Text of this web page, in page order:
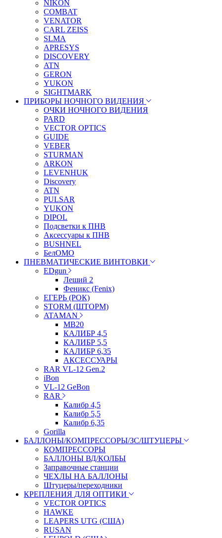
NIKON
COMBAT
VENATOR
CARL ZEISS
SLMA
APRESYS
DISCOVERY
ATN
GERON
YUKON
SIGHTMARK
ПРИБОРЫ НОЧНОГО ВИДЕНИЯ
ОЧКИ НОЧНОГО ВИДЕНИЯ
PARD
VECTOR OPTICS
GUIDE
VEBER
STURMAN
ARKON
LEVENHUK
Discovery
ATN
PULSAR
YUKON
DIPOL
Подсветки к ПНВ
Аксессуары к ПНВ
BUSHNEL
БелОМО
ПНЕВМАТИЧЕСКИЕ ВИНТОВКИ
EDgun
Леший 2
Феникс (Fenix)
ЕГЕРЬ (РОК)
STORM (ШТОРМ)
ATAMAN
МВ20
КАЛИБР 4,5
КАЛИБР 5,5
КАЛИБР 6,35
АКСЕССУАРЫ
RAR VL-12 Gen.2
iBon
VL-12 GeBon
RAR
Калибр 4,5
Калибр 5,5
Калибр 6,35
Gorilla
БАЛЛОНЫ/КОМПРЕССОРЫ/ЗС/ШТУЦЕРЫ
КОМПРЕССОРЫ
БАЛЛОНЫ ВД/КОЛБЫ
Заправочные станции
ЧЕХЛЫ НА БАЛЛОНЫ
Штуцеры/переходники
КРЕПЛЕНИЯ ДЛЯ ОПТИКИ
VECTOR OPTICS
HAWKE
LEAPERS UTG (США)
RUSAN